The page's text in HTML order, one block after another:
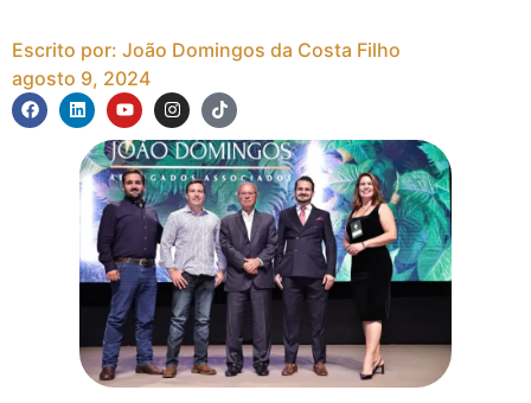
Escrito por: João Domingos da Costa Filho
agosto 9, 2024